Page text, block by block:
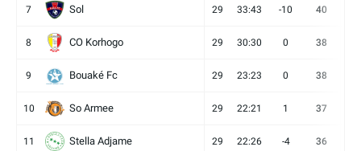
7 Sol 29 33:43 -10 40
8 CO Korhogo 29 30:30 0 38
9 Bouaké Fc 29 23:23 0 38
10 So Armee 29 22:21 1 37
11 Stella Adjame 29 22:26 -4 36